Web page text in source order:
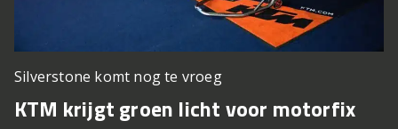
Silverstone komt nog te vroeg
KTM krijgt groen licht voor motorfix